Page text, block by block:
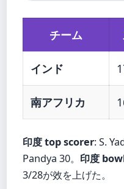
チーム
インド
南アフリカ
印度 top scorer: S.
Pandya 30。 印度
3/28が效を上げた。